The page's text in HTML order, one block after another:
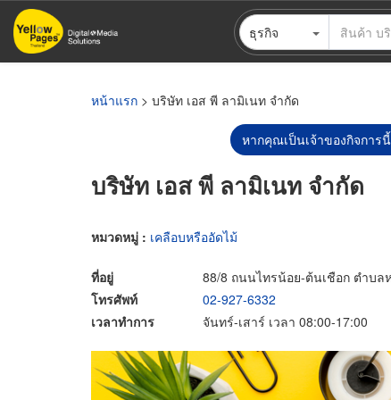
ข้าม
ไป
ธุรกิจ
หน้าแรก > บริษัท เอส พี ลามิเนท จำกัด
หากคุณเป็นเจ้าของกิจการ
บริษัท เอส พี ลามิเนท จำกัด
หมวดหมู่ : เคลือบหรืออัดไม้
ที่อยู่
88/8 ถนนไทรน้อย-ต้นเชือก ตำบล
โทรศัพท์
02-927-6332
เวลาทำการ
จันทร์-เสาร์ เวลา 08:00-17:00